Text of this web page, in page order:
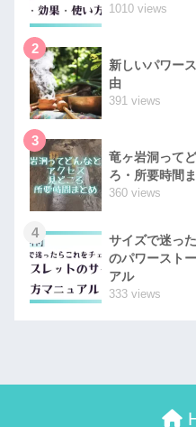
1010 views
2
新しいパワー
由
391 views
3
竜ヶ岩洞って
ろ・所要時間
360 views
4
サイズで迷っ
のパワースト
アル
333 views